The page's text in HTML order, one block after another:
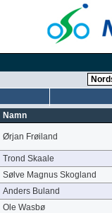
Namn
Ørjan Frøiland
Trond Skaale
Sølve Magnus Skogland
Anders Buland
Ole Wasbø